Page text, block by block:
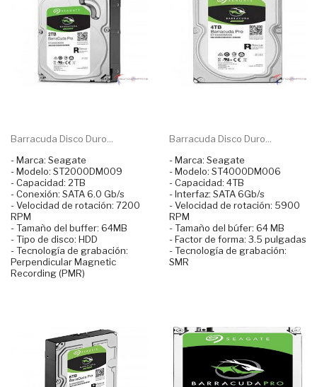
Barracuda Disco Duro...
- Marca: Seagate
- Modelo: ST2000DM009
- Capacidad: 2TB
- Conexión: SATA 6.0 Gb/s
- Velocidad de rotación: 7200
RPM
- Tamaño del buffer: 64MB
- Tipo de disco: HDD
- Tecnología de grabación:
Perpendicular Magnetic
Recording (PMR)
Barracuda Disco Duro...
- Marca: Seagate
- Modelo: ST4000DM006
- Capacidad: 4TB
- Interfaz: SATA 6Gb/s
- Velocidad de rotación: 5900
RPM
- Tamaño del búfer: 64 MB
- Factor de forma: 3.5 pulgadas
- Tecnología de grabación:
SMR